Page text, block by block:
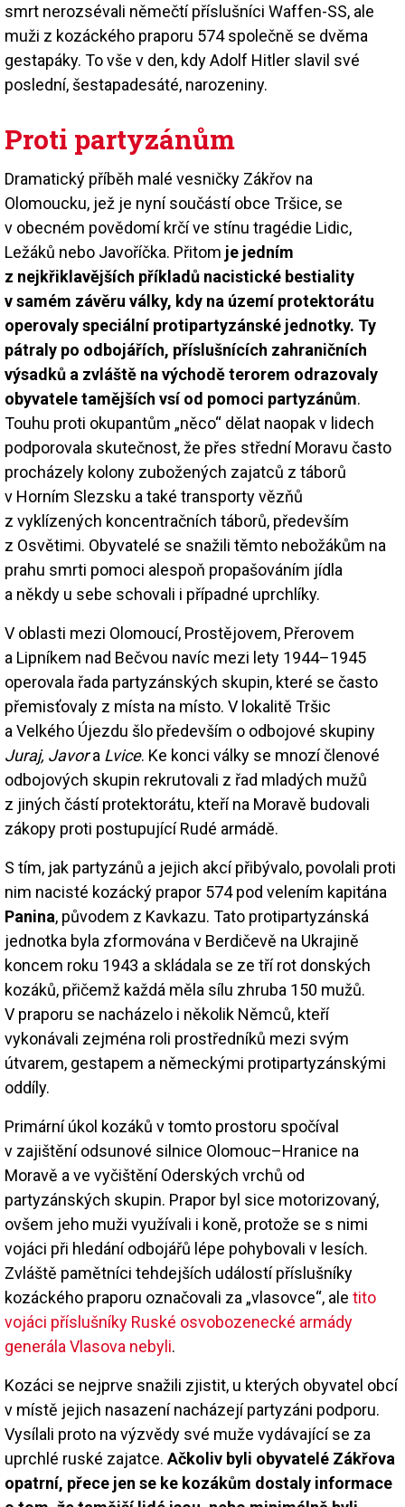
smrt nerozsévali němečtí příslušníci Waffen-SS, ale
muži z kozáckého praporu 574 společně se dvěma
gestapáky. To vše v den, kdy Adolf Hitler slavil své
poslední, šestapadesáté, narozeniny.
Proti partyzánům
Dramatický příběh malé vesničky Zákřov na
Olomoucku, jež je nyní součástí obce Tršice, se
v obecném povědomí krčí ve stínu tragédie Lidic,
Ležáků nebo Javoříčka. Přitom je jedním
z nejkřiklavějších příkladů nacistické bestiality
v samém závěru války, kdy na území protektorátu
operovaly speciální protipartyzánské jednotky. Ty
pátraly po odbojářích, příslušnících zahraničních
výsadků a zvláště na východě terorem odrazovaly
obyvatele tamějších vsí od pomoci partyzánům.
Touhu proti okupantům „něco“ dělat naopak v lidech
podporovala skutečnost, že přes střední Moravu často
procházely kolony zubožených zajatců z táborů
v Horním Slezsku a také transporty vězňů
z vyklízených koncentračních táborů, především
z Osvětimi. Obyvatelé se snažili těmto nebožákům na
prahu smrti pomoci alespoň propašováním jídla
a někdy u sebe schovali i případné uprchlíky.
V oblasti mezi Olomoucí, Prostějovem, Přerovem
a Lipníkem nad Bečvou navíc mezi lety 1944–1945
operovala řada partyzánských skupin, které se často
přemisťovaly z místa na místo. V lokalitě Tršic
a Velkého Újezdu šlo především o odbojové skupiny
Juraj, Javora Lvice. Ke konci války se mnozí členové
odbojových skupin rekrutovali z řad mladých mužů
z jiných částí protektorátu, kteří na Moravě budovali
zákopy proti postupující Rudé armádě.
S tím, jak partyzánů a jejich akcí přibývalo, povolali proti
nim nacisté kozácký prapor 574 pod velením kapitána
Panina, původem z Kavkazu. Tato protipartyzánská
jednotka byla zformována v Berdičevě na Ukrajině
koncem roku 1943 a skládala se ze tří rot donských
kozáků, přičemž každá měla sílu zhruba 150 mužů.
V praporu se nacházelo i několik Němců, kteří
vykonávali zejména roli prostředníků mezi svým
útvarem, gestapem a německými protipartyzánskými
oddíly.
Primární úkol kozáků v tomto prostoru spočíval
v zajištění odsunové silnice Olomouc–Hranice na
Moravě a ve vyčištění Oderských vrchů od
partyzánských skupin. Prapor byl sice motorizovaný,
ovšem jeho muži využívali i koně, protože se s nimi
vojáci při hledání odbojářů lépe pohybovali v lesích.
Zvláště pamětníci tehdejších událostí příslušníky
kozáckého praporu označovali za „vlasovce“, ale tito
vojáci příslušníky Ruské osvobozenecké armády
generála Vlasova nebyli.
Kozáci se nejprve snažili zjistit, u kterých obyvatel obcí
v místě jejich nasazení nacházejí partyzáni podporu.
Vysílali proto na výzvědy své muže vydávající se za
uprchlé ruské zajatce. Ačkoliv byli obyvatelé Zákřova
opatrní, přece jen se ke kozákům dostaly informace